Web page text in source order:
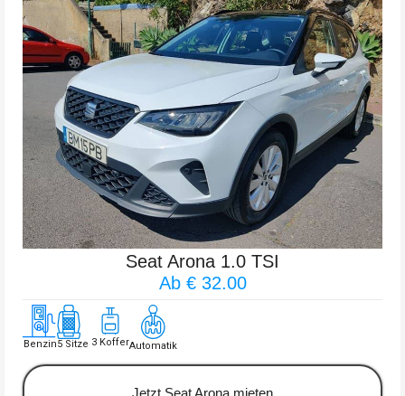
Seat Arona 1.0 TSI
Ab € 32.00
Benzin5 Sitze 3 KofferAutomatik
Jetzt Seat Arona mieten